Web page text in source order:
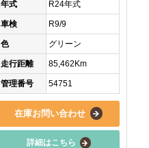
年式 R24年式
車検 R9/9
色 グリーン
走行距離 85,462Km
管理番号 54751
在庫お問い合わせ
詳細はこちら